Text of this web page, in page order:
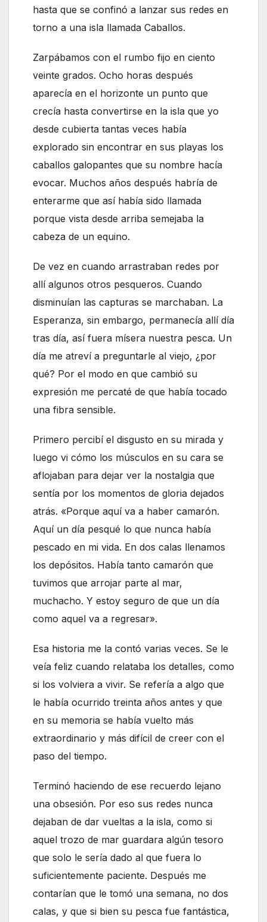
hasta que se confinó a lanzar sus redes en
torno a una isla llamada Caballos.
Zarpábamos con el rumbo fijo en ciento
veinte grados. Ocho horas después
aparecía en el horizonte un punto que
crecía hasta convertirse en la isla que yo
desde cubierta tantas veces había
explorado sin encontrar en sus playas los
caballos galopantes que su nombre hacía
evocar. Muchos años después habría de
enterarme que así había sido llamada
porque vista desde arriba semejaba la
cabeza de un equino.
De vez en cuando arrastraban redes por
allí algunos otros pesqueros. Cuando
disminuían las capturas se marchaban. La
Esperanza, sin embargo, permanecía allí día
tras día, así fuera mísera nuestra pesca. Un
día me atreví a preguntarle al viejo, ¿por
qué? Por el modo en que cambió su
expresión me percaté de que había tocado
una fibra sensible.
Primero percibí el disgusto en su mirada y
luego vi cómo los músculos en su cara se
aflojaban para dejar ver la nostalgia que
sentía por los momentos de gloria dejados
atrás. «Porque aquí va a haber camarón.
Aquí un día pesqué lo que nunca había
pescado en mi vida. En dos calas llenamos
los depósitos. Había tanto camarón que
tuvimos que arrojar parte al mar,
muchacho. Y estoy seguro de que un día
como aquel va a regresar».
Esa historia me la contó varias veces. Se le
veía feliz cuando relataba los detalles, como
si los volviera a vivir. Se refería a algo que
le había ocurrido treinta años antes y que
en su memoria se había vuelto más
extraordinario y más difícil de creer con el
paso del tiempo.
Terminó haciendo de ese recuerdo lejano
una obsesión. Por eso sus redes nunca
dejaban de dar vueltas a la isla, como si
aquel trozo de mar guardara algún tesoro
que solo le sería dado al que fuera lo
suficientemente paciente. Después me
contarían que le tomó una semana, no dos
calas, y que si bien su pesca fue fantástica,